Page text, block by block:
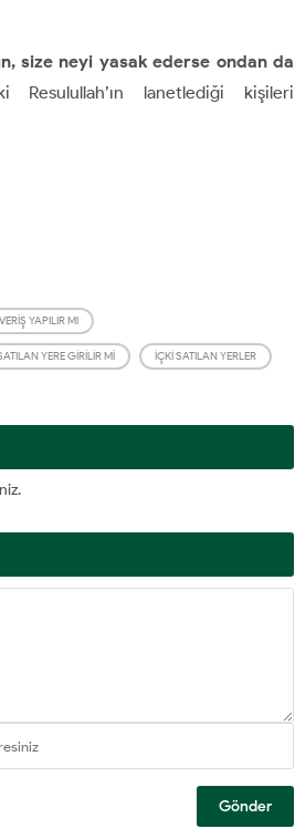
size neyi yasak ederse ondan da
lanetlediği kişileri
YAPILIR MI
YERE GIRILIR MI İÇKI SATILAN YERLER